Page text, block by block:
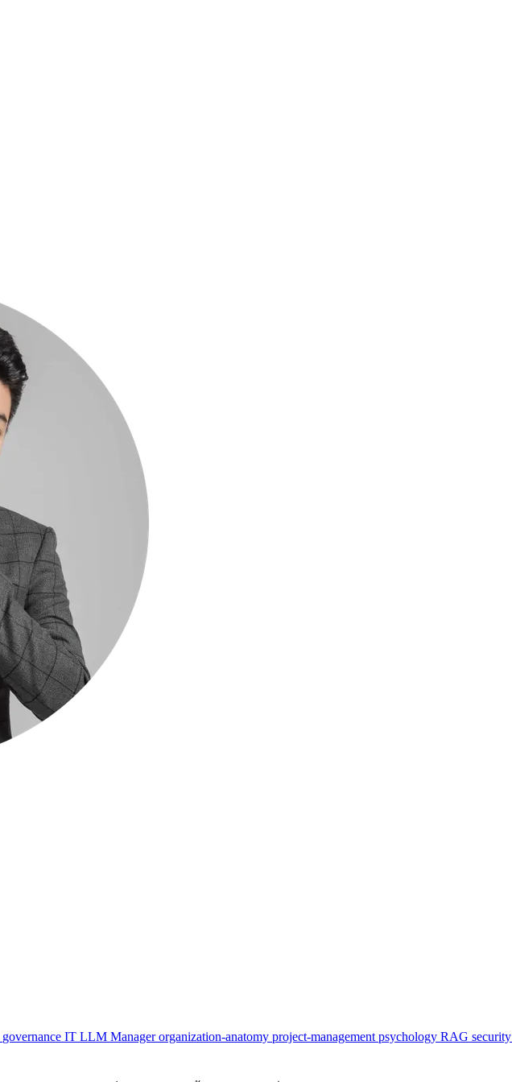
governance IT LLM Managerorganization-anatomy project-management psychology RAG security